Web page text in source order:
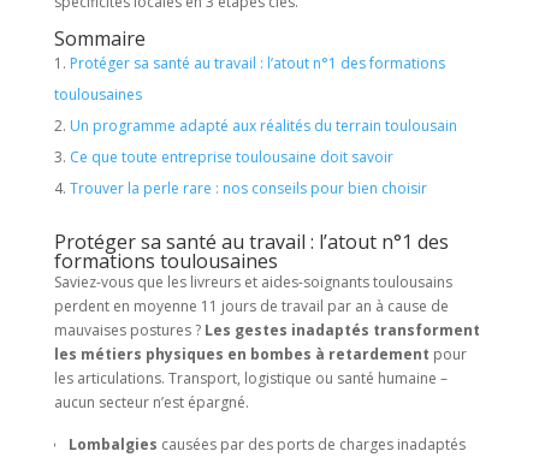
Sommaire
Protéger sa santé au travail : l’atout n°1 des formations
toulousaines
Un programme adapté aux réalités du terrain toulousain
Ce que toute entreprise toulousaine doit savoir
Trouver la perle rare : nos conseils pour bien choisir
Protéger sa santé au travail : l’atout n°1 des
formations toulousaines
Saviez-vous que les livreurs et aides-soignants toulousains
perdent en moyenne 11 jours de travail par an à cause de
mauvaises postures ? Les gestes inadaptés transforment
les métiers physiques en bombes à retardement pour
les articulations. Transport, logistique ou santé humaine –
aucun secteur n’est épargné.
Lombalgies causées par des ports de charges inadaptés